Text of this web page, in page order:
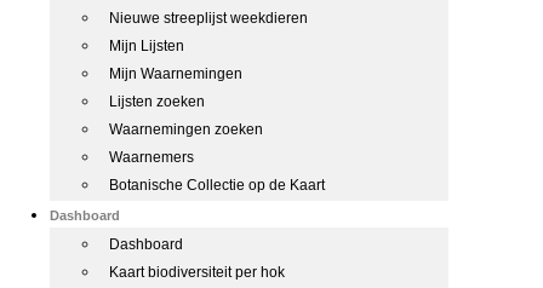
Nieuwe streeplijst weekdieren
Mijn Lijsten
Mijn Waarnemingen
Lijsten zoeken
Waarnemingen zoeken
Waarnemers
Botanische Collectie op de Kaart
Dashboard
Dashboard
Kaart biodiversiteit per hok